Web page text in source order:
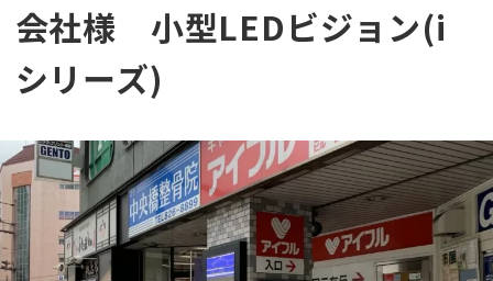
会社様 小型LEDビジョン(i
シリーズ)